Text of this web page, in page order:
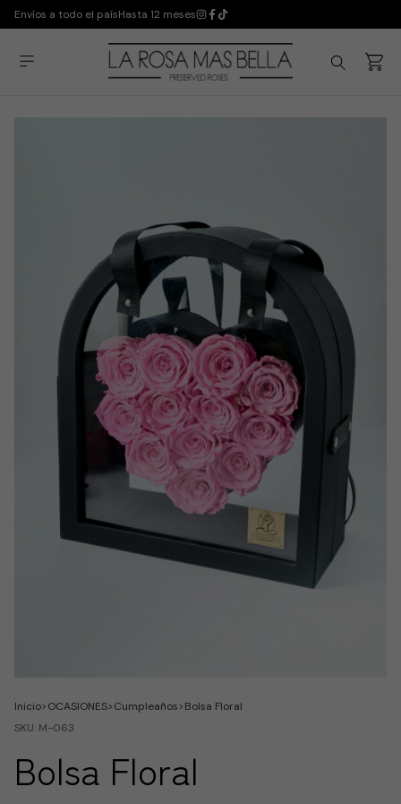
Envíos a todo el paísHasta 12 meses
Inicio>OCASIONES>Cumpleaños>Bolsa Floral
SKU: M-063
Bolsa Floral